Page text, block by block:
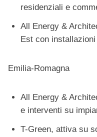
residenziali e
All Energy &
Est con
Emilia-Romagna
All Energy &
e interventi su
T-Green, attiva su